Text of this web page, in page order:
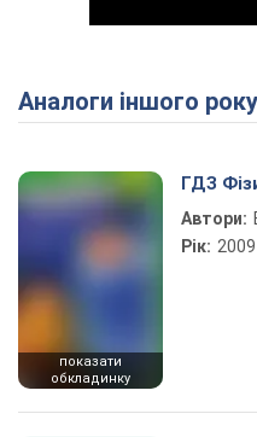
Аналоги іншого
показати
обкладинку
ГДЗ
Автори:
Рік: 2009